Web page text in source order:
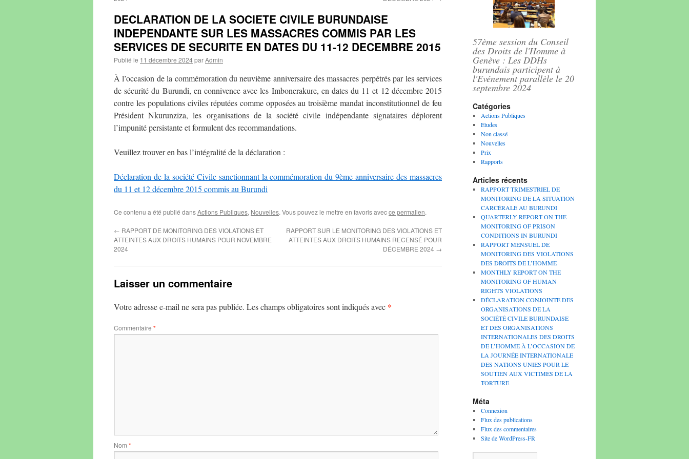
DECLARATION DE LA SOCIETE CIVILE BURUNDAISE
INDEPENDANTE SUR LES MASSACRES COMMIS PAR LES
SERVICES DE SECURITE EN DATES DU 11-12 DECEMBRE 2015
Publié le 11 décembre 2024parAdmin
À l’occasion de la commémoration du neuvième anniversaire des massacres perpétrés par les services
de sécurité du Burundi, en connivence avec les Imbonerakure, en dates du 11 et 12 décembre 2015
contre les populations civiles réputées comme opposées au troisième mandat inconstitutionnel de feu
Président Nkurunziza, les organisations de la société civile indépendante signataires déplorent
l’impunité persistante et formulent des recommandations.
Veuillez trouver en bas l’intégralité de la déclaration :
Déclaration de la société Civile sanctionnant la commémoration du 9ème anniversaire des massacres
du 11 et 12 décembre 2015 commis au Burundi
Ce contenu a été publié dansActions Publiques, Nouvelles. Vous pouvez le mettre en favoris avecce permalien.
← RAPPORT DE MONITORING DES VIOLATIONS ET
ATTEINTES AUX DROITS HUMAINS POUR NOVEMBRE
2024
RAPPORT SUR LE MONITORING DES VIOLATIONS ET
ATTEINTES AUX DROITS HUMAINS RECENSÉ POUR
DÉCEMBRE 2024 →
Laisser un commentaire
Votre adresse e-mail ne sera pas publiée. Les champs obligatoires sont indiqués avec *
Commentaire *
Nom *
57ème session du Conseil
des Droits de l'Homme à
Genève : Les DDHs
burundais participent à
l'Evénement parallèle le 20
septembre 2024
Catégories
Actions Publiques
Etudes
Non classé
Nouvelles
Prix
Rapports
Articles récents
RAPPORT TRIMESTRIEL DE
MONITORING DE LA SITUATION
CARCÉRALE AU BURUNDI
QUARTERLY REPORT ON THE
MONITORING OF PRISON
CONDITIONS IN BURUNDI
RAPPORT MENSUEL DE
MONITORING DES VIOLATIONS
DES DROITS DE L’HOMME
MONTHLY REPORT ON THE
MONITORING OF HUMAN
RIGHTS VIOLATIONS
DÉCLARATION CONJOINTE DES
ORGANISATIONS DE LA
SOCIÉTÉ CIVILE BURUNDAISE
ET DES ORGANISATIONS
INTERNATIONALES DES DROITS
DE L’HOMME À L’OCCASION DE
LA JOURNÉE INTERNATIONALE
DES NATIONS UNIES POUR LE
SOUTIEN AUX VICTIMES DE LA
TORTURE
Méta
Connexion
Flux des publications
Flux des commentaires
Site de WordPress-FR